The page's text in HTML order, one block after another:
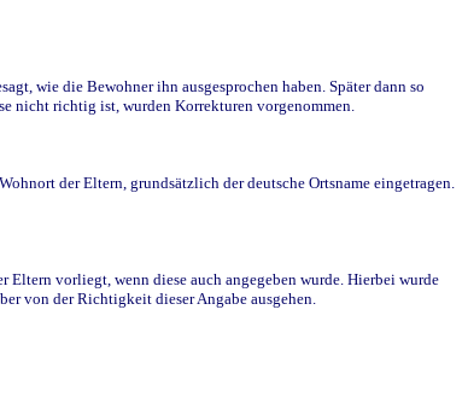
wie die Bewohner ihn ausgesprochen haben. Später dann so
nicht richtig ist, wurden Korrekturen vorgenommen.
der Eltern, grundsätzlich der deutsche Ortsname eingetragen.
Eltern vorliegt, wenn diese auch angegeben wurde. Hierbei wurde
von der Richtigkeit dieser Angabe ausgehen.